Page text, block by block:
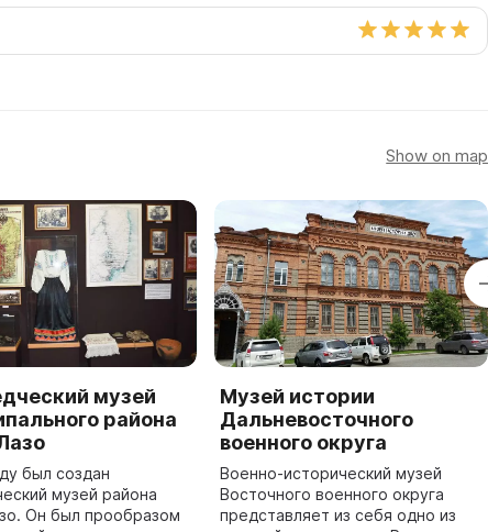
Show on map
музей
района
был создан
музей района
Он был прообразом
Музей истории
Дальневосточного
военного округа
Военно-исторический музей
Восточного военного округа
представляет из себя одно из